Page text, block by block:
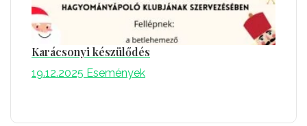
Karácsonyi készülődés
19.12.2025 Események